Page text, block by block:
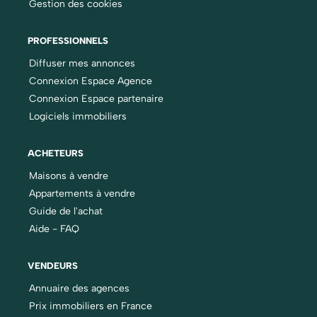
Gestion des cookies
PROFESSIONNELS
Diffuser mes annonces
Connexion Espace Agence
Connexion Espace partenaire
Logiciels immobiliers
ACHETEURS
Maisons à vendre
Appartements à vendre
Guide de l'achat
Aide - FAQ
VENDEURS
Annuaire des agences
Prix immobiliers en France